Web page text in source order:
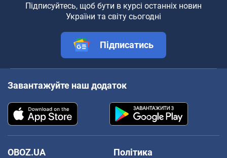
Підписуйтесь, щоб бути в курсі останніх новин
України та світу сьогодні
Підписатись
Завантажуйте наш додаток
OBOZ.UA
Політика